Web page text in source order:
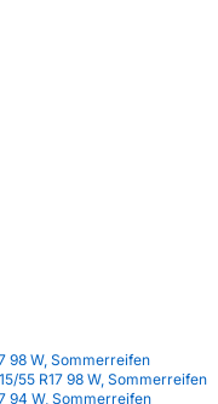
98 W, Sommerreifen
55 R17 98 W, Sommerreifen
94 W, Sommerreifen